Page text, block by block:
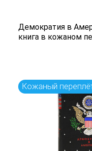
Демократия в
книга в кожаном
Кожаный